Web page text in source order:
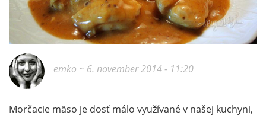
emko ~ 6. november 2014 - 11:20
Morčacie mäso je dosť málo využívané v našej kuchyni,